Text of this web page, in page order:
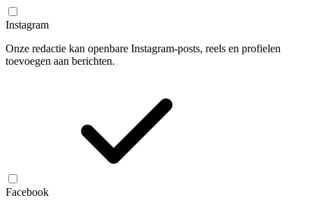
Instagram
Onze redactie kan openbare Instagram-posts, reels en profielen
toevoegen aan berichten.
Facebook